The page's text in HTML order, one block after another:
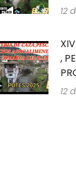
12
,
12